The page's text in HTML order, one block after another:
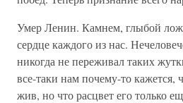
Умер Ленин. Камнем, глыбой
сердце каждого из нас.
никогда не переживал таких
все-таки нам почему-то кажется,
жив, но что расцвет его только